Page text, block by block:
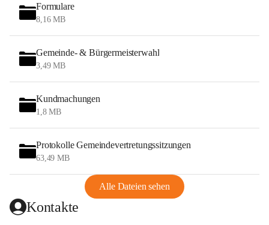
Formulare
8,16 MB
Gemeinde- & Bürgermeisterwahl
3,49 MB
Kundmachungen
1,8 MB
Protokolle Gemeindevertretungssitzungen
63,49 MB
Alle Dateien sehen
Kontakte